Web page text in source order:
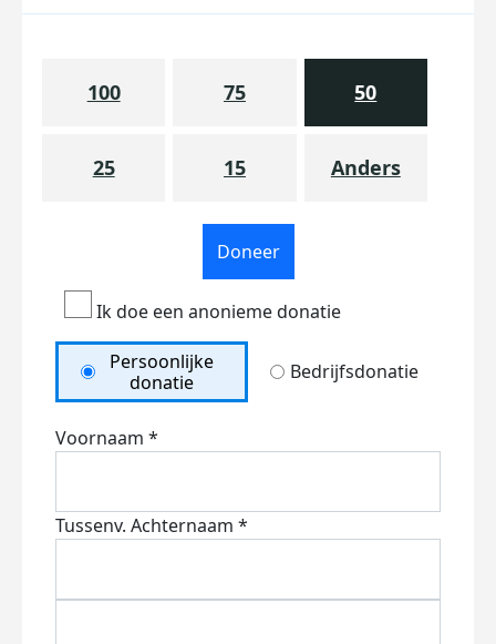
100 75 50
25 15 Anders
Doneer
Ik doe een anonieme donatie
Persoonlijke
donatie
Bedrijfsdonatie
Voornaam *
Tussenv. Achternaam *